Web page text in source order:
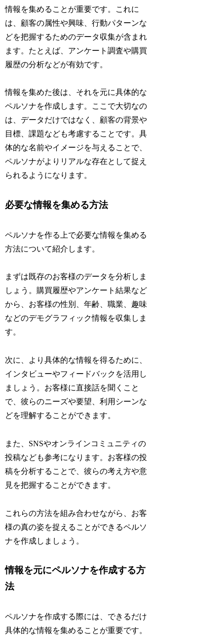
情報を集めることが重要です。これに
は、顧客の属性や興味、行動パターンな
どを把握するためのデータ収集が含まれ
ます。たとえば、アンケート調査や購買
履歴の分析などが有効です。
情報を集めた後は、それを元に具体的な
ペルソナを作成します。ここで大切なの
は、データだけではなく、顧客の背景や
目標、課題なども考慮することです。具
体的な名前やイメージを与えることで、
ペルソナがよりリアルな存在として捉え
られるようになります。
必要な情報を集める方法
ペルソナを作る上で必要な情報を集める
方法について紹介します。
まずは既存のお客様のデータを分析しま
しょう。購買履歴やアンケート結果など
から、お客様の性別、年齢、職業、趣味
などのデモグラフィック情報を収集しま
す。
次に、より具体的な情報を得るために、
インタビューやフィードバックを活用し
ましょう。お客様に直接話を聞くこと
で、彼らのニーズや要望、利用シーンな
どを理解することができます。
また、SNSやオンラインコミュニティの
投稿なども参考になります。お客様の投
稿を分析することで、彼らの考え方や意
見を把握することができます。
これらの方法を組み合わせながら、お客
様の真の姿を捉えることができるペルソ
ナを作成しましょう。
情報を元にペルソナを作成する方
法
ペルソナを作成する際には、できるだけ
具体的な情報を集めることが重要です。